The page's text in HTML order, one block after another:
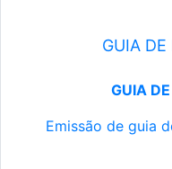
GUIA DE
GUIA
Emissão de guia